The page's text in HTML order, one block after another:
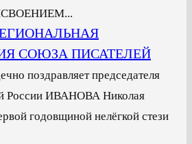
СОЮЗА ПИСАТЕЛЕЙ
поздравляет председателя
России ИВАНОВА Николая
годовщиной нелёгкой стези